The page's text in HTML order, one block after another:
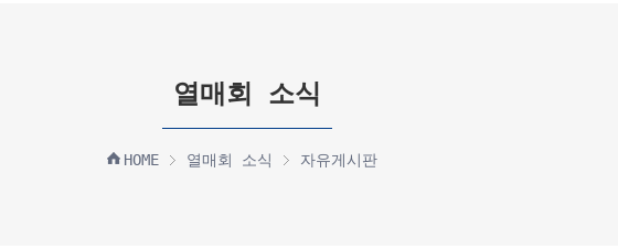
열매회 소식
HOME 열매회 소식 자유게시판